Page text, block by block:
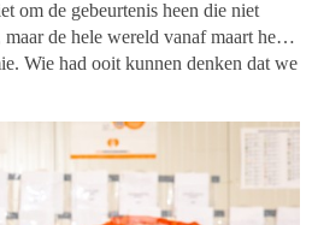
om de gebeurtenis heen die niet
de hele wereld vanaf maart heeft
Wie had ooit kunnen denken dat we
en congressen. Dat
uitgevonden moesten
QR en webinar.